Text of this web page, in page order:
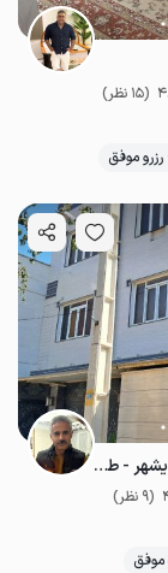
غذا
(15 نظر)
اجاره آپارتمان مبله در بوشهر - ریشهر - طبقه ۳
(9 نظر)